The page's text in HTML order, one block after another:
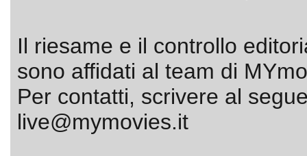
Il riesame e il controllo
sono affidati al team di
Per contatti, scrivere al
live@mymovies.it